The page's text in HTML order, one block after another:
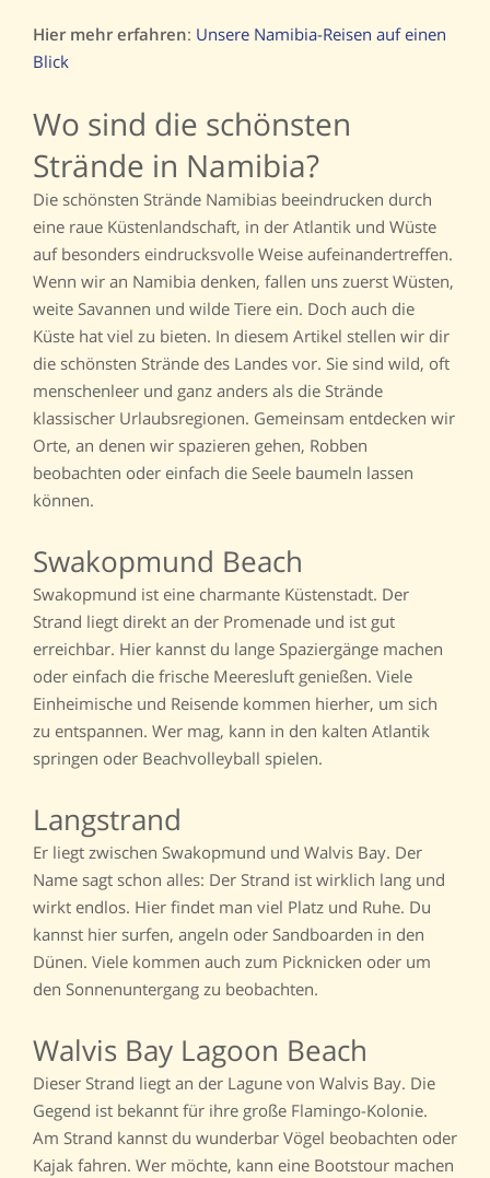
Hier mehr erfahren: Unsere Namibia-Reisen auf einen
Blick
Wo sind die schönsten
Strände in Namibia?
Die schönsten Strände Namibias beeindrucken durch
eine raue Küstenlandschaft, in der Atlantik und Wüste
auf besonders eindrucksvolle Weise aufeinandertreffen.
Wenn wir an Namibia denken, fallen uns zuerst Wüsten,
weite Savannen und wilde Tiere ein. Doch auch die
Küste hat viel zu bieten. In diesem Artikel stellen wir dir
die schönsten Strände des Landes vor. Sie sind wild, oft
menschenleer und ganz anders als die Strände
klassischer Urlaubsregionen. Gemeinsam entdecken wir
Orte, an denen wir spazieren gehen, Robben
beobachten oder einfach die Seele baumeln lassen
können.
Swakopmund Beach
Swakopmund ist eine charmante Küstenstadt. Der
Strand liegt direkt an der Promenade und ist gut
erreichbar. Hier kannst du lange Spaziergänge machen
oder einfach die frische Meeresluft genießen. Viele
Einheimische und Reisende kommen hierher, um sich
zu entspannen. Wer mag, kann in den kalten Atlantik
springen oder Beachvolleyball spielen.
Langstrand
Er liegt zwischen Swakopmund und Walvis Bay. Der
Name sagt schon alles: Der Strand ist wirklich lang und
wirkt endlos. Hier findet man viel Platz und Ruhe. Du
kannst hier surfen, angeln oder Sandboarden in den
Dünen. Viele kommen auch zum Picknicken oder um
den Sonnenuntergang zu beobachten.
Walvis Bay Lagoon Beach
Dieser Strand liegt an der Lagune von Walvis Bay. Die
Gegend ist bekannt für ihre große Flamingo-Kolonie.
Am Strand kannst du wunderbar Vögel beobachten oder
Kajak fahren. Wer möchte, kann eine Bootstour machen